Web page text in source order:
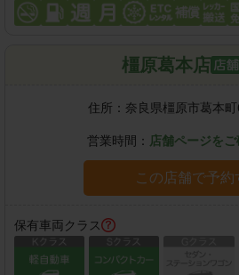
橿原葛本店
住所： 奈良県橿原市葛本
営業時間： 店舗ページを
この店舗で予約
保有車両クラス